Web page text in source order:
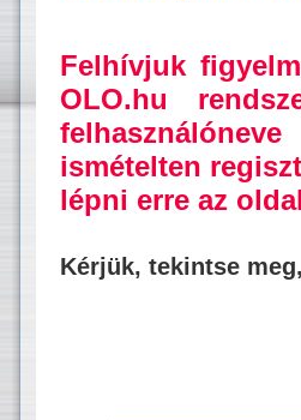
Felhívjuk
OLO.hu
ismételten
lépni erre az
Kérjük, tekintse